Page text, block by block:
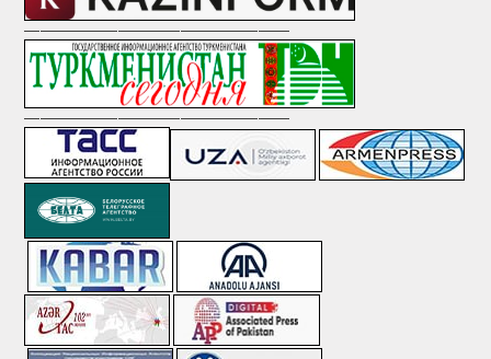
—————————————————
—————————————————